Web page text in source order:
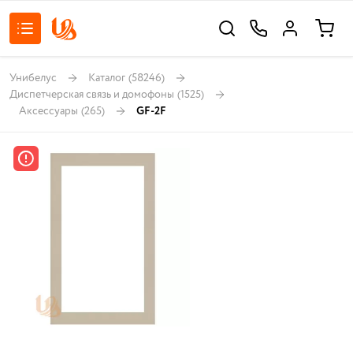
Унибелус Каталог (58246)
Диспетчерская связь и домофоны (1525)
Аксессуары (265) GF-2F